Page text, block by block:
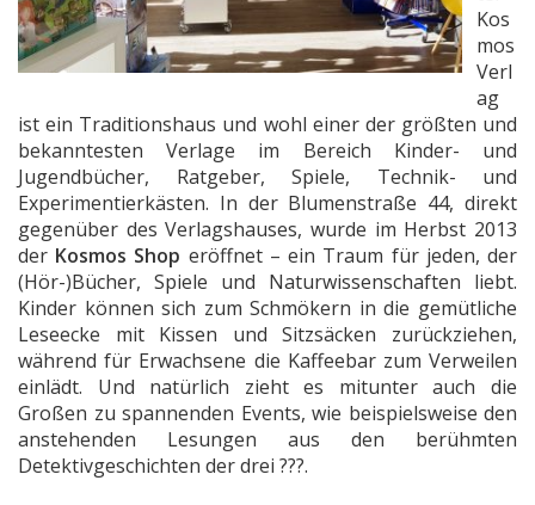
Kos
mos
Verl
ag
ist ein Traditionshaus und wohl einer der größten und
bekanntesten Verlage im Bereich Kinder- und
Jugendbücher, Ratgeber, Spiele, Technik- und
Experimentierkästen. In der Blumenstraße 44, direkt
gegenüber des Verlagshauses, wurde im Herbst 2013
der Kosmos Shop eröffnet – ein Traum für jeden, der
(Hör-)Bücher, Spiele und Naturwissenschaften liebt.
Kinder können sich zum Schmökern in die gemütliche
Leseecke mit Kissen und Sitzsäcken zurückziehen,
während für Erwachsene die Kaffeebar zum Verweilen
einlädt. Und natürlich zieht es mitunter auch die
Großen zu spannenden Events, wie beispielsweise den
anstehenden Lesungen aus den berühmten
Detektivgeschichten der drei ???.